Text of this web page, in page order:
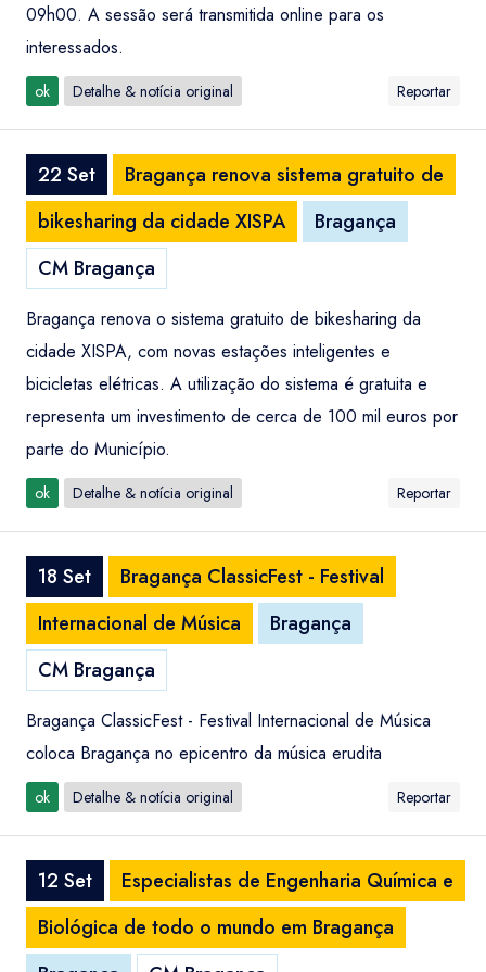
09h00. A sessão será transmitida online para os
interessados.
ok Detalhe & notícia original Reportar
22 Set
Bragança renova sistema gratuito de
bikesharing da cidade XISPA
Bragança
CM Bragança
Bragança renova o sistema gratuito de bikesharing da
cidade XISPA, com novas estações inteligentes e
bicicletas elétricas. A utilização do sistema é gratuita e
representa um investimento de cerca de 100 mil euros por
parte do Município.
ok Detalhe & notícia original Reportar
18 Set
Bragança ClassicFest - Festival
Internacional de Música
Bragança
CM Bragança
Bragança ClassicFest - Festival Internacional de Música
coloca Bragança no epicentro da música erudita
ok Detalhe & notícia original Reportar
12 Set
Especialistas de Engenharia Química e
Biológica de todo o mundo em Bragança